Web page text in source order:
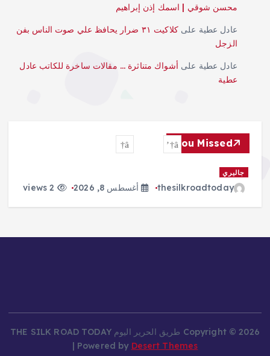
محسن شوقي | اسمك إذن إبراهيم
عادل عطية على
كلاكيت ٣١ ضرار يحافظ علي صوت الناس بفن
الزجل
عادل عطية على أشواك متناثرة … مقالات ساخرة للكاتب عادل
عطية
You Missed
جاليري
thesilkroadtoday أغسطس 8, 2026
Copyright © 2026 طريق الحرير اليوم THE SILK ROAD TODAY
| Powered by Desert Themes